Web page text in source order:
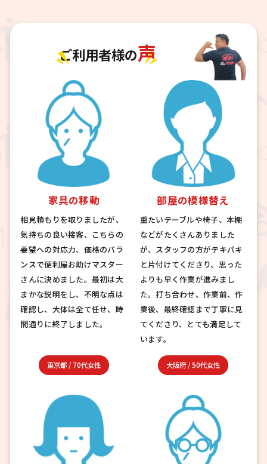
ご利用者様の声
家具の移動
相見積もりを取りましたが、
気持ちの良い接客、こちらの
要望への対応力、価格のバラ
ンスで便利屋お助けマスター
さんに決めました。最初は大
まかな説明をし、不明な点は
確認し、大体は全て任せ、時
間通りに終了しました。
東京都/ 70代女性
部屋の模様替え
重たいテーブルや椅子、本棚
などがたくさんありました
が、スタッフの方がテキパキ
と片付けてくださり、思った
よりも早く作業が進みまし
た。打ち合わせ、作業前、作
業後、最終確認まで丁寧に見
てくださり、とても満足して
います。
大阪府/50代女性